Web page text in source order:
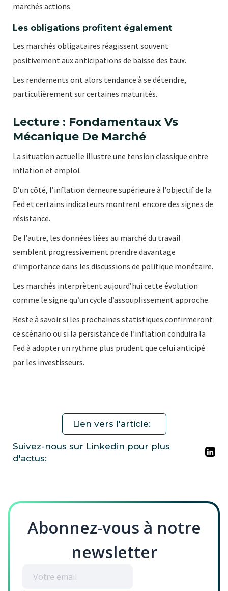
marchés actions.
Les obligations profitent également
Les marchés obligataires réagissent souvent
positivement aux anticipations de baisse des taux.
Les rendements ont alors tendance à se détendre,
particulièrement sur certaines maturités.
Lecture : Fondamentaux Vs
Mécanique De Marché
La situation actuelle illustre une tension classique entre
inflation et emploi.
D’un côté, l’inflation demeure supérieure à l’objectif de la
Fed et certains indicateurs montrent encore des signes de
résistance.
De l’autre, les données liées au marché du travail
semblent progressivement prendre davantage
d’importance dans les discussions de politique monétaire.
Les marchés interprètent aujourd’hui cette évolution
comme le signe qu’un cycle d’assouplissement approche.
Reste à savoir si les prochaines statistiques confirmeront
ce scénario ou si la persistance de l’inflation conduira la
Fed à adopter un rythme plus prudent que celui anticipé
par les investisseurs.
Lien vers l'article:
Suivez-nous sur Linkedin pour plus
d'actus:
Abonnez-vous à notre
newsletter